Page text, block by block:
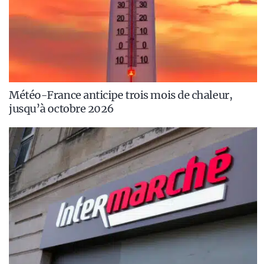
Météo-France anticipe trois mois de chaleur,
jusqu’à octobre 2026